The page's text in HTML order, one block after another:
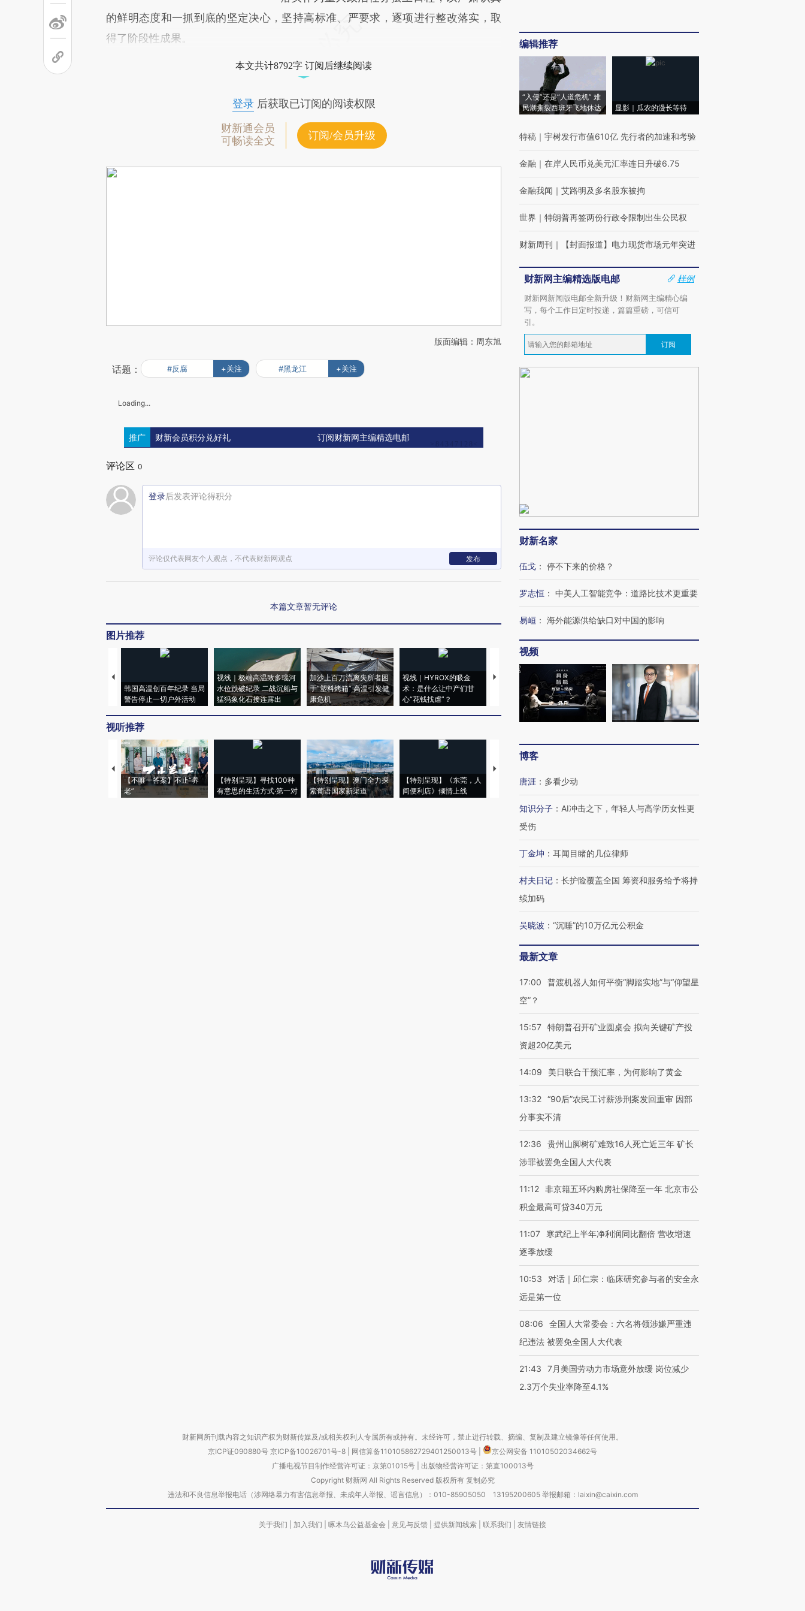
的鲜明态度和一抓到底的坚定决心，坚持高标准、严要求，逐项进行整改落实，取
得了阶段性成果。
本文共计8792字 订阅后继续阅读
登录后获取已订阅的阅读权限
财新通会员
可畅读全文
订阅/会员升级
版面编辑：周东旭
话题： #反腐 +关注 #黑龙江 +关注
Loading...
推广 财新会员积分兑好礼 订阅财新网主编精选电邮
评论区 0
登录后发表评论得积分
评论仅代表网友个人观点，不代表财新网观点 发布
本篇文章暂无评论
图片推荐
韩国高温创百年纪录 当局
警告停止一切户外活动
视线｜极端高温致多瑙河
水位跌破纪录 二战沉船与
猛犸象化石接连露出
加沙上百万流离失所者困
于“塑料烤箱” 高温引发健
康危机
视线｜HYROX的吸金
术：是什么让中产们甘
心“花钱找虐”？
马航飞行员跨国走私7万
粒摇头丸 尿检体内含3种
视线｜被称为“蟑螂”的印
度Z世代 用街头抗争将教
育部长拱下台
视线｜“入侵”还是“人道危
飞地休达
视听推荐
【不唯一答案】不止“养
老”
【特别呈现】寻找100种
有意思的生活方式·第一对
【特别呈现】澳门全力探
索葡语国家新渠道
【特别呈现】《东莞，人
间便利店》倾情上线
【推广】走进第四届链博
会，让数智科技“链”接产
编辑推荐
“入侵”还是“人道危机” 难
民潮撕裂西班牙飞地休达
显影｜瓜农的漫长等待
特稿 ｜ 宇树发行市值610亿 先行者的加速和考验
金融 ｜ 在岸人民币兑美元汇率连日升破6.75
金融我闻 ｜ 艾路明及多名股东被拘
世界 ｜ 特朗普再签两份行政令限制出生公民权
财新周刊 ｜ 【封面报道】电力现货市场元年突进
财新网主编精选版电邮
样例
财新网新闻版电邮全新升级！财新网主编精心编
写，每个工作日定时投递，篇篇重磅，可信可
引。
订阅
财新名家
伍戈 ： 停不下来的价格？
罗志恒 ： 中美人工智能竞争：道路比技术更重要
易峘 ： 海外能源供给缺口对中国的影响
视频
博客
唐涯 ： 多看少动
知识分子 ： AI冲击之下，年轻人与高学历女性更
受伤
丁金坤 ： 耳闻目睹的几位律师
村夫日记 ： 长护险覆盖全国 筹资和服务给予将持
续加码
吴晓波 ： “沉睡”的10万亿元公积金
最新文章
17:00
普渡机器人如何平衡“脚踏实地”与“仰望星
空”？
15:57 特朗普召开矿业圆桌会 拟向关键矿产投
资超20亿美元
14:09 美日联合干预汇率，为何影响了黄金
13:32 “90后”农民工讨薪涉刑案发回重审 因部
分事实不清
12:36
贵州山脚树矿难致16人死亡近三年 矿长
涉罪被罢免全国人大代表
11:12 非京籍五环内购房社保降至一年 北京市公
积金最高可贷340万元
11:07
寒武纪上半年净利润同比翻倍 营收增速
逐季放缓
10:53
对话｜邱仁宗：临床研究参与者的安全永
远是第一位
08:06
全国人大常委会：六名将领涉嫌严重违
纪违法 被罢免全国人大代表
21:43
7月美国劳动力市场意外放缓 岗位减少
2.3万个失业率降至4.1%
财新网所刊载内容之知识产权为财新传媒及/或相关权利人专属所有或持有。未经许可，禁止进行转载、摘编、复制及建立镜像等任何使用。
京ICP证090880号 京ICP备10026701号-8 网信算备110105862729401250013号
京公网安备 11010502034662号
广播电视节目制作经营许可证：京第01015号| 出版物经营许可证：第直100013号
Copyright 财新网 All Rights Reserved 版权所有 复制必究
违法和不良信息举报电话（涉网络暴力有害信息举报、未成年人举报、谣言信息）：010-85905050 13195200605 举报邮箱：laixin@caixin.com
关于我们 加入我们 啄木鸟公益基金会 意见与反馈 提供新闻线索 联系我们 友情链接